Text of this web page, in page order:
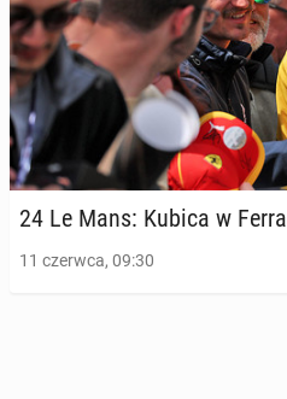
24 Le Mans: Kubica w
11 czerwca, 09:30